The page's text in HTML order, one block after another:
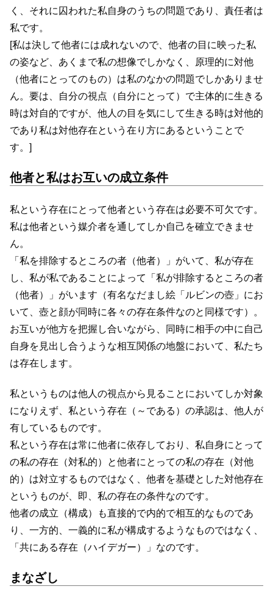
く、それに囚われた私自身のうちの問題であり、責任者は
私です。
[私は決して他者には成れないので、他者の目に映った私
の姿など、あくまで私の想像でしかなく、原理的に対他
（他者にとってのもの）は私のなかの問題でしかありませ
ん。要は、自分の視点（自分にとって）で主体的に生きる
時は対自的ですが、他人の目を気にして生きる時は対他的
であり私は対他存在という在り方にあるということで
す。]
他者と私はお互いの成立条件
私という存在にとって他者という存在は必要不可欠です。
私は他者という媒介者を通してしか自己を確立できませ
ん。
「私を排除するところの者（他者）」がいて、私が存在
し、私が私であることによって「私が排除するところの者
（他者）」がいます（有名なだまし絵「ルビンの壺」にお
いて、壺と顔が同時に各々の存在条件なのと同様です）。
お互いが他方を把握し合いながら、同時に相手の中に自己
自身を見出し合うような相互関係の地盤において、私たち
は存在します。
私というものは他人の視点から見ることにおいてしか対象
になりえず、私という存在（～である）の承認は、他人が
有しているものです。
私という存在は常に他者に依存しており、私自身にとって
の私の存在（対私的）と他者にとっての私の存在（対他
的）は対立するものではなく、他者を基礎とした対他存在
というものが、即、私の存在の条件なのです。
他者の成立（構成）も直接的で内的で相互的なものであ
り、一方的、一義的に私が構成するようなものではなく、
「共にある存在（ハイデガー）」なのです。
まなざし